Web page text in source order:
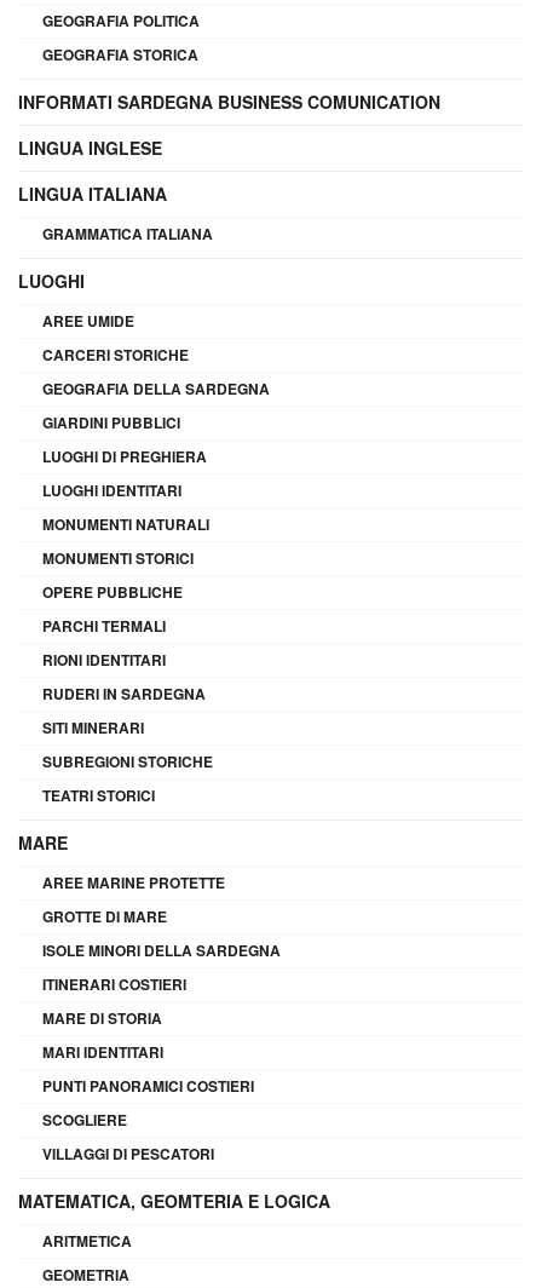
GEOGRAFIA POLITICA
GEOGRAFIA STORICA
INFORMATI SARDEGNA BUSINESS COMUNICATION
LINGUA INGLESE
LINGUA ITALIANA
GRAMMATICA ITALIANA
LUOGHI
AREE UMIDE
CARCERI STORICHE
GEOGRAFIA DELLA SARDEGNA
GIARDINI PUBBLICI
LUOGHI DI PREGHIERA
LUOGHI IDENTITARI
MONUMENTI NATURALI
MONUMENTI STORICI
OPERE PUBBLICHE
PARCHI TERMALI
RIONI IDENTITARI
RUDERI IN SARDEGNA
SITI MINERARI
SUBREGIONI STORICHE
TEATRI STORICI
MARE
AREE MARINE PROTETTE
GROTTE DI MARE
ISOLE MINORI DELLA SARDEGNA
ITINERARI COSTIERI
MARE DI STORIA
MARI IDENTITARI
PUNTI PANORAMICI COSTIERI
SCOGLIERE
VILLAGGI DI PESCATORI
MATEMATICA, GEOMTERIA E LOGICA
ARITMETICA
GEOMETRIA